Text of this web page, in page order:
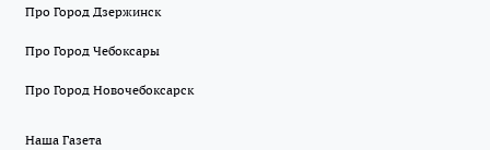
Про Город Дзержинск
Про Город Чебоксары
Про Город Новочебоксарск
Наша Газета